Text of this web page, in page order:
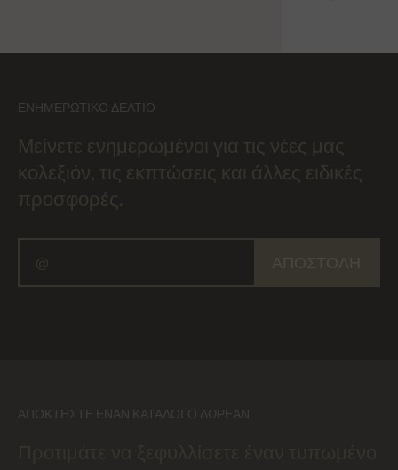
ΕΝΗΜΕΡΩΤΙΚΌ ΔΕΛΤΊΟ
Μείνετε ενημερωμένοι για τις νέες μας
κολεξιόν, τις εκπτώσεις και άλλες ειδικές
προσφορές.
ΑΠΟΚΤΉΣΤΕ ΈΝΑΝ ΚΑΤΆΛΟΓΟ ΔΩΡΕΆΝ